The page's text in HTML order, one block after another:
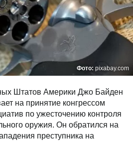
Фото: pixabay.com
Штатов Америки Джо Байден
на принятие конгрессом
по ужесточению контроля
оружия. Он обратился на
преступника на